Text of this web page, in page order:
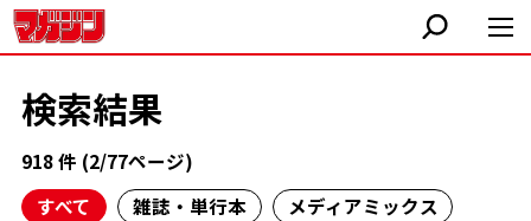
検索結果
918 件 (2/77ページ)
すべて
雑誌・単行本
メディアミックス